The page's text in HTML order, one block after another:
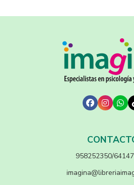
958252350/